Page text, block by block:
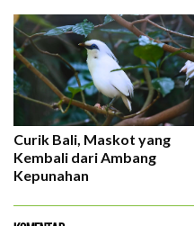
Curik Bali, Maskot yang
Kembali dari Ambang
Kepunahan